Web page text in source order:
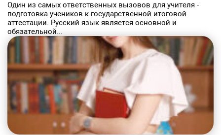
Один из самых ответственных вызовов для учителя -
подготовка учеников к государственной итоговой
аттестации. Русский язык является основной и
обязательной...